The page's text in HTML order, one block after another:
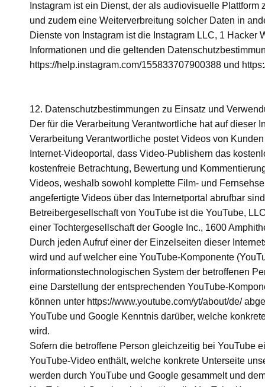
Instagram ist ein Dienst, der als audiovisuelle
und zudem eine Weiterverbreitung solcher Daten in
Dienste von Instagram ist die Instagram LLC, 1 Hacker
Informationen und die geltenden
https://help.instagram.com/155833707900388 und
12. Datenschutzbestimmungen zu Einsatz und
Der für die Verarbeitung Verantwortliche hat auf dieser
Verarbeitung Verantwortliche postet Videos von
Internet-Videoportal, dass Video-Publishern das
kostenfreie Betrachtung, Bewertung und
Videos, weshalb sowohl komplette Film- und
angefertigte Videos über das Internetportal abrufbar
Betreibergesellschaft von YouTube ist die YouTube,
einer Tochtergesellschaft der Google Inc., 1600
Durch jeden Aufruf einer der Einzelseiten dieser
wird und auf welcher eine YouTube-Komponente
informationstechnologischen System der betroffenen
eine Darstellung der entsprechenden YouTube-
können unter https://www.youtube.com/yt/about/de/
YouTube und Google Kenntnis darüber, welche
wird.
Sofern die betroffene Person gleichzeitig bei YouTube
YouTube-Video enthält, welche konkrete Unterseite
werden durch YouTube und Google gesammelt und